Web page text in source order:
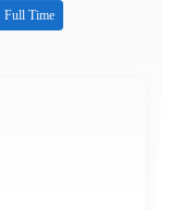
Full Time